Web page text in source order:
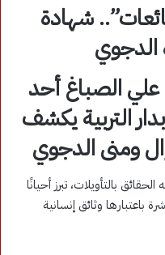
شهادة
الدجوي
الصباغ أحد
التربية يكشف
ومنى الدجوي
بالتأويلات، تبرز أحيانًا
باعتبارها وثائق إنسانية